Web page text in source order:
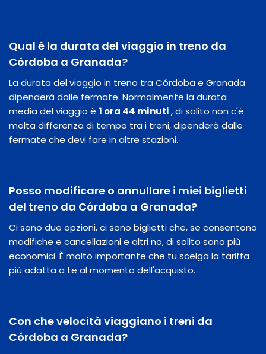
Qual è la durata del viaggio in treno da
Córdoba a Granada?
La durata del viaggio in treno tra Córdoba e Granada
dipenderà dalle fermate. Normalmente la durata
media del viaggio è 1 ora 44 minuti, di solito non c'è
molta differenza di tempo tra i treni, dipenderà dalle
fermate che devi fare in altre stazioni.
Posso modificare o annullare i miei biglietti
del treno da Córdoba a Granada?
Ci sono due opzioni, ci sono biglietti che, se consentono
modifiche e cancellazioni e altri no, di solito sono più
economici. È molto importante che tu scelga la tariffa
più adatta a te al momento dell'acquisto.
Con che velocità viaggiano i treni da
Córdoba a Granada?